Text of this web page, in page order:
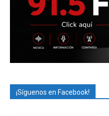
¡Síguenos en Facebook!